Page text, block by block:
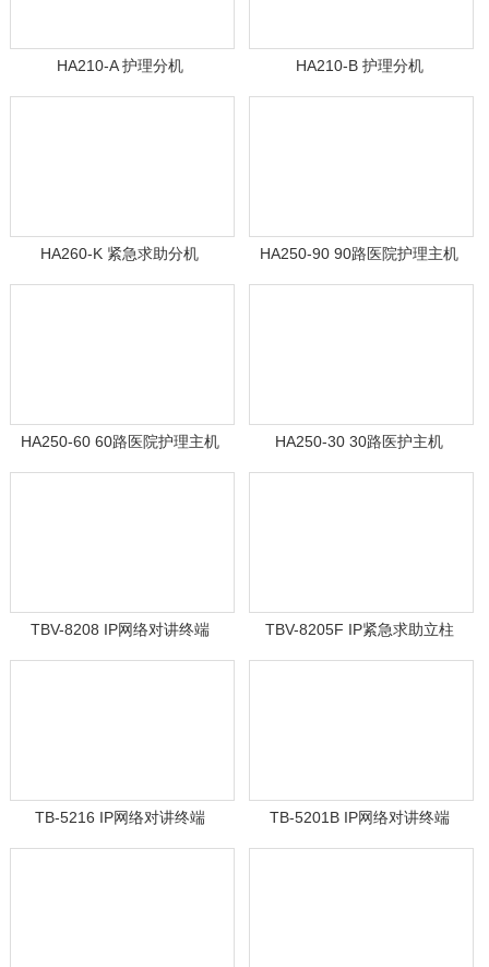
HA210-A 护理分机 HA210-B 护理分机
HA260-K 紧急求助分机 HA250-90 90路医院护理主机
HA250-60 60路医院护理主机 HA250-30 30路医护主机
TBV-8208 IP网络对讲终端 TBV-8205F IP紧急求助立柱
TB-5216 IP网络对讲终端 TB-5201B IP网络对讲终端